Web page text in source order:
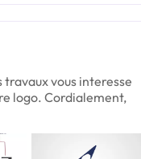
vous interesse
logo. Cordialement,